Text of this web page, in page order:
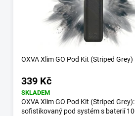
OXVA Xlim GO Pod Kit (Striped Grey)
339 Kč
SKLADEM
OXVA Xlim GO Pod Kit (Striped Grey):
sofistikovaný pod systém s baterií